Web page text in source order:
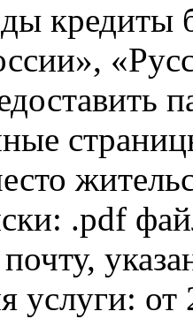
кредиты
.pdf
услуги: от